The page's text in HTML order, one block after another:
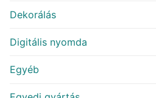
Dekorálás
Digitális nyomda
Egyéb